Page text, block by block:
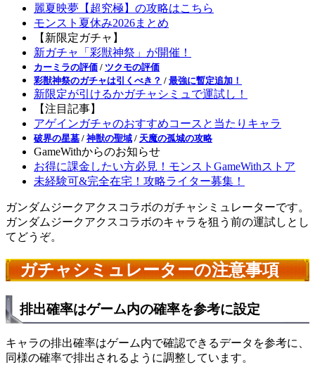
麗夏映夢【超究極】の攻略はこちら
モンスト夏休み2026まとめ
【新限定ガチャ】
新ガチャ「彩獣神祭」が開催！
カーミラの評価 / ツクモの評価
彩獣神祭のガチャは引くべき？ / 最強に暫定追加！
新限定が引けるかガチャシミュで運試し！
【注目記事】
アゲインガチャのおすすめコースと当たりキャラ
破界の星墓 / 神獣の聖域 / 天魔の孤城の攻略
GameWithからのお知らせ
お得に課金したい方必見！モンストGameWithストア
未経験可&完全在宅！攻略ライター募集！
ガンダムジークアクスコラボのガチャシミュレーターです。
ガンダムジークアクスコラボのキャラを狙う前の運試しとし
てどうぞ。
ガチャシミュレーターの注意事項
排出確率はゲーム内の確率を参考に設定
キャラの排出確率はゲーム内で確認できるデータを参考に、
同様の確率で排出されるように調整しています。